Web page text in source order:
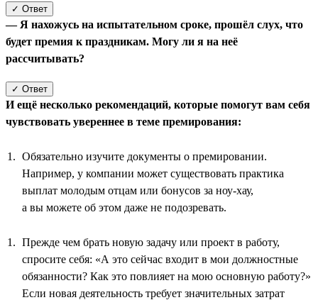
✓ Ответ
— Я нахожусь на испытательном сроке, прошёл слух, что
будет премия к праздникам. Могу ли я на неё
рассчитывать?
✓ Ответ
И ещё несколько рекомендаций, которые помогут вам себя
чувствовать увереннее в теме премирования:
Обязательно изучите документы о премировании.
Например, у компании может существовать практика
выплат молодым отцам или бонусов за ноу-хау,
а вы можете об этом даже не подозревать.
Прежде чем брать новую задачу или проект в работу,
спросите себя: «А это сейчас входит в мои должностные
обязанности? Как это повлияет на мою основную работу?»
Если новая деятельность требует значительных затрат